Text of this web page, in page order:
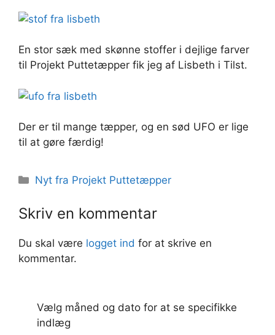
En stor sæk med skønne stoffer i dejlige farver
til Projekt Puttetæpper fik jeg af Lisbeth i Tilst.
Der er til mange tæpper, og en sød UFO er lige
til at gøre færdig!
Kategorier
Nyt fra Projekt Puttetæpper
Skriv en kommentar
Du skal være logget ind for at skrive en
kommentar.
Vælg måned og dato for at se specifikke
indlæg